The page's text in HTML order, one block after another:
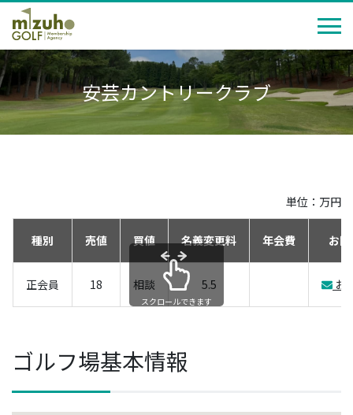
安芸カントリークラブ
単位：万円
種別 売値 買値 名義変更料 年会費 お
正会員 18 相談 5.5 お
スクロールできます
ゴルフ場基本情報